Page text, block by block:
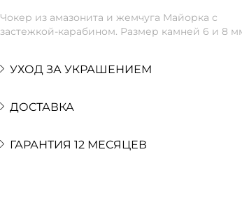
Чокер из амазонита и жемчуга Майорка с
застежкой-карабином. Размер камней 6 и 8
УХОД ЗА УКРАШЕНИЕМ
ДОСТАВКА
ГАРАНТИЯ 12 МЕСЯЦЕВ